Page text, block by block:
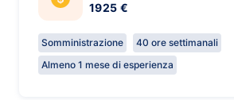
1925 €
Somministrazione
40 ore settimanali
Almeno 1 mese di esperienza